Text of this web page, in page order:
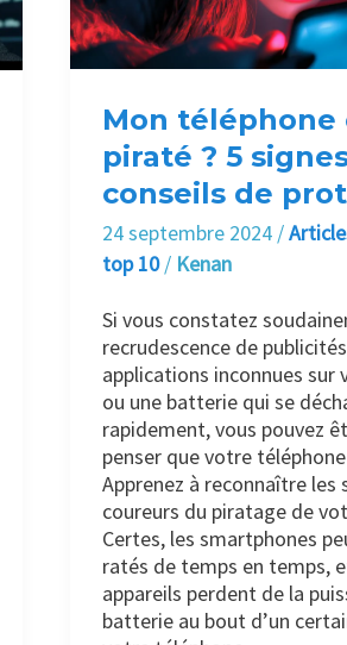
Mon téléphone
piraté ? 5
conseils de
24 septembre 2024 /
top 10/ Kenan
Si vous constatez
recrudescence de
applications inconnues sur
ou une batterie qui se
rapidement, vous pouvez
penser que votre
Apprenez à reconnaître les
coureurs du piratage de
Certes, les smartphones
ratés de temps en temps,
appareils perdent de la
batterie au bout d’un
5
signes
conseils
de
protection